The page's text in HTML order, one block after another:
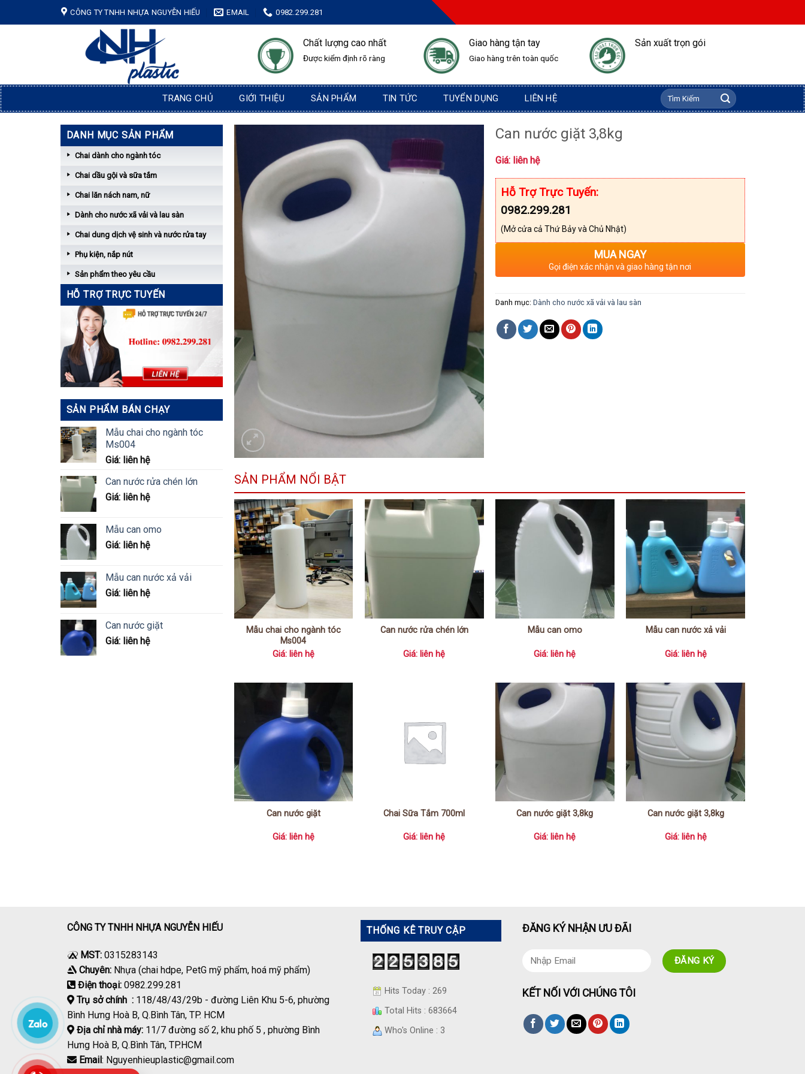
to
CÔNG TY TNHH NHỰA NGUYỄN HIẾU EMAIL 0982.299.281
Chất lượng cao nhất
Được kiểm định rõ ràng
Giao hàng tận tay
Giao hàng trên toàn quốc
Sản xuất trọn gói
TRANG CHỦ GIỚI THIỆU SẢN PHẨM TIN TỨC TUYỂN DỤNG LIÊN HỆ
Tìm
kiếm:
DANH MỤC SẢN PHẨM
Chai dành cho ngành tóc
Chai dầu gội và sữa tắm
Chai lăn nách nam, nữ
Dành cho nước xã vải và lau sàn
Chai dung dịch vệ sinh và nước rửa tay
Phụ kiện, nắp nút
Sản phẩm theo yêu cầu
HỖ TRỢ TRỰC TUYẾN
SẢN PHẨM BÁN CHẠY
Mẫu chai cho ngành tóc
Ms004
Giá: liên hệ
Can nước rửa chén lớn
Giá: liên hệ
Mẫu can omo
Giá: liên hệ
Mẫu can nước xả vải
Giá: liên hệ
Can nước giặt
Giá: liên hệ
Can nước giặt 3,8kg
Giá: liên hệ
Hỗ Trợ Trực Tuyến:
0982.299.281
(Mở cửa cả Thứ Bảy và Chủ Nhật)
MUA NGAY
Gọi điện xác nhận và giao hàng tận nơi
Danh mục:Dành cho nước xã vải và lau sàn
SẢN PHẨM NỔI BẬT
Mẫu chai cho ngành tóc
Ms004
Giá: liên hệ
Can nước rửa chén lớn
Giá: liên hệ
Mẫu can omo
Giá: liên hệ
Mẫu can nước xả vải
Giá: liên hệ
Can nước giặt
Giá: liên hệ
Chai Sữa Tắm 700ml
Giá: liên hệ
Can nước giặt 3,8kg
Giá: liên hệ
Can nước giặt 3,8kg
Giá: liên hệ
CÔNG TY TNHH NHỰA NGUYỄN HIẾU
MST: 0315283143
Chuyên: Nhựa (chai hdpe, PetG mỹ phẩm, hoá mỹ phẩm)
Điện thoại: 0982.299.281
Trụ sở chính : 118/48/43/29b - đường Liên Khu 5-6, phường
Bình Hưng Hoà B, Q.Bình Tân, TP. HCM
Địa chỉ nhà máy: 11/7 đường số 2, khu phố 5 , phường Bình
Hưng Hoà B, Q.Bình Tân, TP.HCM
Email: Nguyenhieuplastic@gmail.com
THỐNG KÊ TRUY CẬP
Hits Today : 269
Total Hits : 683664
Who's Online : 3
ĐĂNG KÝ NHẬN ƯU ĐÃI
KẾT NỐI VỚI CHÚNG TÔI